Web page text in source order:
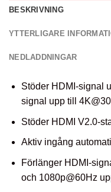
BESKRIVNING
YTTERLIGARE
NEDLADDNINGAR
Stöder HDMI-signal
signal upp till
Stöder HDMI V2.0-
Aktiv ingång
Förlänger HDMI-
och 1080p@60Hz